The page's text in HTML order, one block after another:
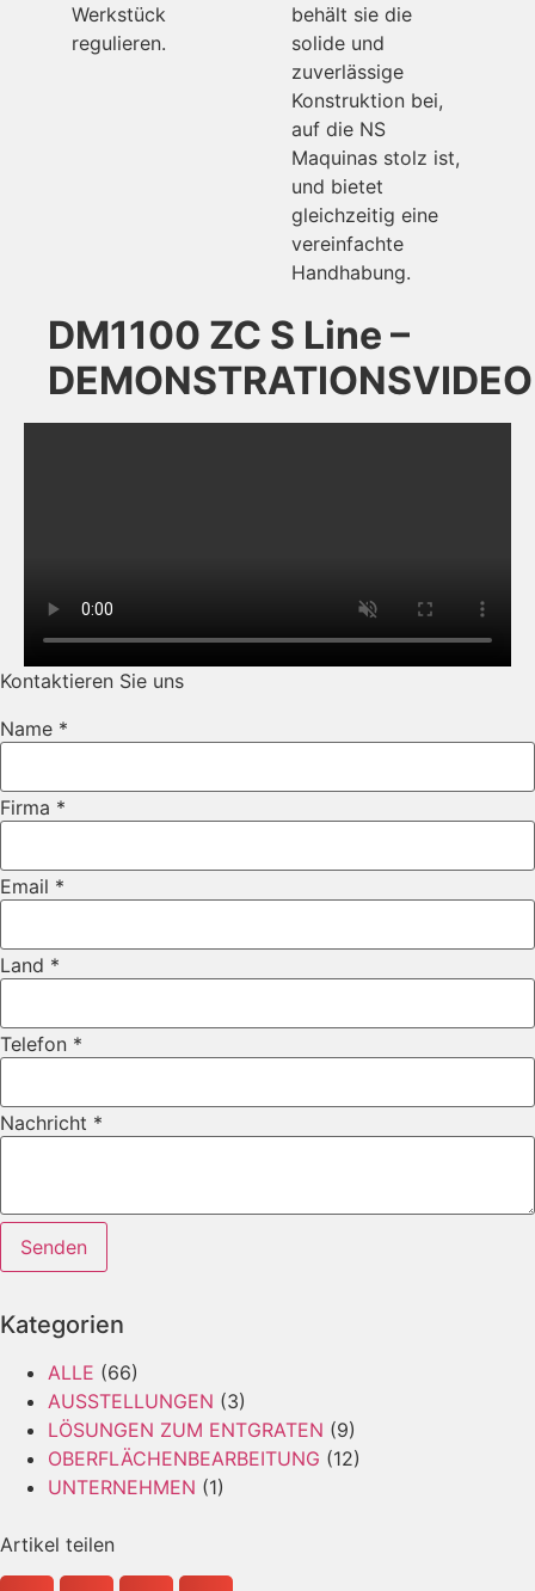
Werkstück
regulieren.
behält sie die
solide und
zuverlässige
Konstruktion bei,
auf die NS
Maquinas stolz ist,
und bietet
gleichzeitig eine
vereinfachte
Handhabung.
DM1100 ZC S Line –
DEMONSTRATIONSVIDEO
Kontaktieren Sie uns
Name *
Nachricht
Layout
Firma *
Email *
Land *
Telefon *
Nachricht *
Senden
Kategorien
ALLE (66)
AUSSTELLUNGEN (3)
LÖSUNGEN ZUM ENTGRATEN (9)
OBERFLÄCHENBEARBEITUNG (12)
UNTERNEHMEN (1)
Artikel teilen